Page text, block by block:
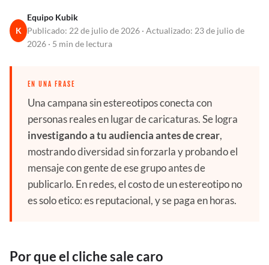
K
Equipo Kubik
Publicado: 22 de julio de 2026 · Actualizado: 23 de julio de
2026 · 5 min de lectura
EN UNA FRASE
Una campana sin estereotipos conecta con
personas reales en lugar de caricaturas. Se logra
investigando a tu audiencia antes de crear,
mostrando diversidad sin forzarla y probando el
mensaje con gente de ese grupo antes de
publicarlo. En redes, el costo de un estereotipo no
es solo etico: es reputacional, y se paga en horas.
Por que el cliche sale caro